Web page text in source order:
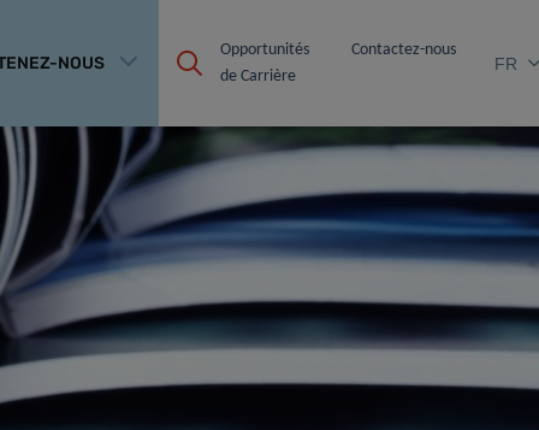
NOUS
Opportunités
de Carrière
Contactez-nous
FR